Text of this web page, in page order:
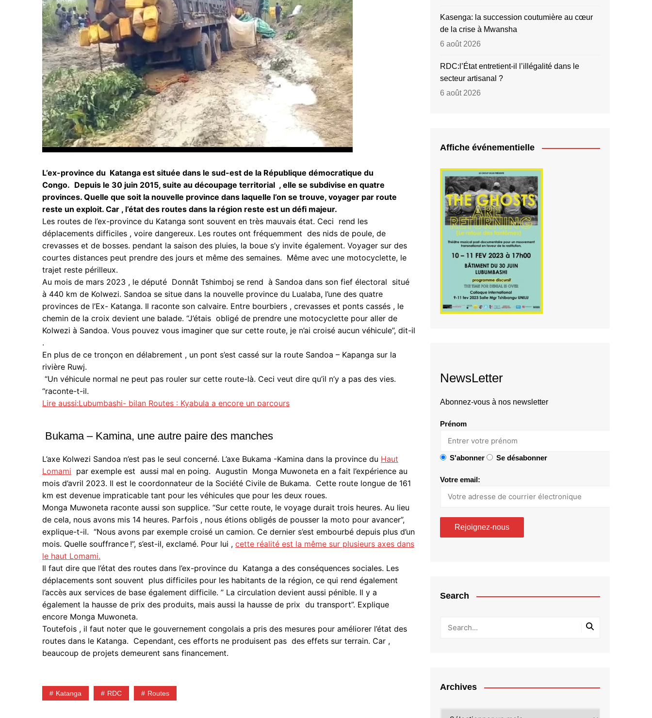
L’ex-province du Katanga est située dans le sud-est de la République démocratique du
Congo. Depuis le 30 juin 2015, suite au découpage territorial , elle se subdivise en quatre
provinces. Quelle que soit la nouvelle province dans laquelle l’on se trouve, voyager par route
reste un exploit. Car , l’état des routes dans la région reste est un défi majeur.
Les routes de l’ex-province du Katanga sont souvent en très mauvais état. Ceci rend les
déplacements difficiles , voire dangereux. Les routes ont fréquemment des nids de poule, de
crevasses et de bosses. pendant la saison des pluies, la boue s’y invite également. Voyager sur des
courtes distances peut prendre des jours et même des semaines. Même avec une motocyclette, le
trajet reste périlleux.
Au mois de mars 2023 , le député Donnât Tshimboj se rend à Sandoa dans son fief électoral situé
à 440 km de Kolwezi. Sandoa se situe dans la nouvelle province du Lualaba, l’une des quatre
provinces de l’Ex- Katanga. Il raconte son calvaire. Entre bourbiers , crevasses et ponts cassés , le
chemin de la croix devient une balade. “J’étais obligé de prendre une motocyclette pour aller de
Kolwezi à Sandoa. Vous pouvez vous imaginer que sur cette route, je n’ai croisé aucun véhicule”, dit-il
.
En plus de ce tronçon en délabrement , un pont s’est cassé sur la route Sandoa – Kapanga sur la
rivière Ruwj.
“Un véhicule normal ne peut pas rouler sur cette route-là. Ceci veut dire qu’il n’y a pas des vies.
“raconte-t-il.
Lire aussi:Lubumbashi- bilan Routes : Kyabula a encore un parcours
Bukama – Kamina, une autre paire des manches
L’axe Kolwezi Sandoa n’est pas le seul concerné. L’axe Bukama -Kamina dans la province du Haut
Lomami par exemple est aussi mal en poing. Augustin Monga Muwoneta en a fait l’expérience au
mois d’avril 2023. Il est le coordonnateur de la Société Civile de Bukama. Cette route longue de 161
km est devenue impraticable tant pour les véhicules que pour les deux roues.
Monga Muwoneta raconte aussi son supplice. “Sur cette route, le voyage durait trois heures. Au lieu
de cela, nous avons mis 14 heures. Parfois , nous étions obligés de pousser la moto pour avancer”,
explique-t-il. “Nous avons par exemple croisé un camion. Ce dernier s’est embourbé depuis plus d’un
mois. Quelle souffrance !”, s’est-il, exclamé. Pour lui , cette réalité est la même sur plusieurs axes dans
le haut Lomami.
Il faut dire que l’état des routes dans l’ex-province du Katanga a des conséquences sociales. Les
déplacements sont souvent plus difficiles pour les habitants de la région, ce qui rend également
l’accès aux services de base également difficile. ” La circulation devient aussi pénible. Il y a
également la hausse de prix des produits, mais aussi la hausse de prix du transport”. Explique
encore Monga Muwoneta.
Toutefois , il faut noter que le gouvernement congolais a pris des mesures pour améliorer l’état des
routes dans le Katanga. Cependant, ces efforts ne produisent pas des effets sur terrain. Car ,
beaucoup de projets demeurent sans financement.
Katanga RDC Routes
Kasenga: la succession coutumière au cœur
de la crise à Mwansha
6 août 2026
RDC:l’État entretient-il l’illégalité dans le
secteur artisanal ?
6 août 2026
Affiche événementielle
NewsLetter
Abonnez-vous à nos newsletter
Prénom
S'abonner Se désabonner
Votre email:
Search
Archives